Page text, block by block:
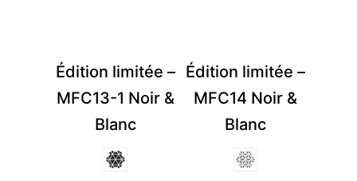
Édition limitée –
MFC13-1 Noir &
Blanc
Édition limitée –
MFC14 Noir &
Blanc